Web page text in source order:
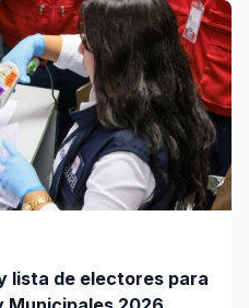
lista de electores para